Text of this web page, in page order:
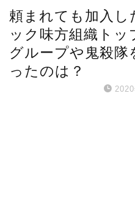
頼まれても加入し
ック味方組織トッ
グループや鬼殺隊
ったのは？